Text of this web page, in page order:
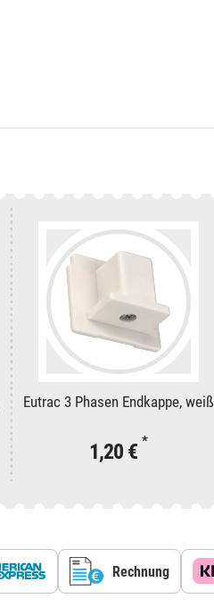
Eutrac 3 Phasen Endkappe, weiß
1,20 € *
Rechnung